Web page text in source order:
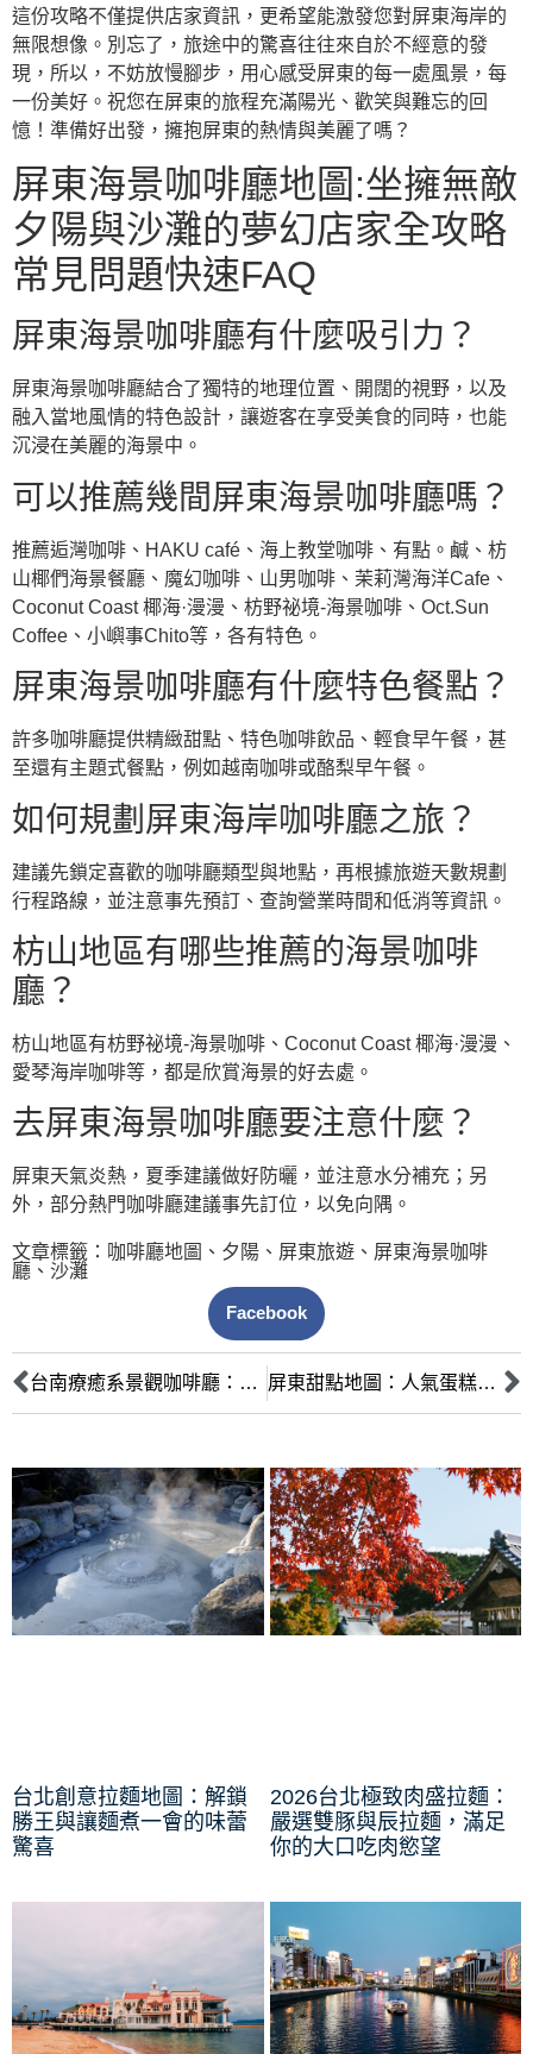
這份攻略不僅提供店家資訊，更希望能激發您對屏東海岸的
無限想像。別忘了，旅途中的驚喜往往來自於不經意的發
現，所以，不妨放慢腳步，用心感受屏東的每一處風景，每
一份美好。祝您在屏東的旅程充滿陽光、歡笑與難忘的回
憶！準備好出發，擁抱屏東的熱情與美麗了嗎？
屏東海景咖啡廳地圖:坐擁無敵
夕陽與沙灘的夢幻店家全攻略
常見問題快速FAQ
屏東海景咖啡廳有什麼吸引力？
屏東海景咖啡廳結合了獨特的地理位置、開闊的視野，以及
融入當地風情的特色設計，讓遊客在享受美食的同時，也能
沉浸在美麗的海景中。
可以推薦幾間屏東海景咖啡廳嗎？
推薦逅灣咖啡、HAKU café、海上教堂咖啡、有點。鹹、枋
山椰們海景餐廳、魔幻咖啡、山男咖啡、茉莉灣海洋Cafe、
Coconut Coast 椰海·漫漫、枋野祕境-海景咖啡、Oct.Sun
Coffee、小嶼事Chito等，各有特色。
屏東海景咖啡廳有什麼特色餐點？
許多咖啡廳提供精緻甜點、特色咖啡飲品、輕食早午餐，甚
至還有主題式餐點，例如越南咖啡或酪梨早午餐。
如何規劃屏東海岸咖啡廳之旅？
建議先鎖定喜歡的咖啡廳類型與地點，再根據旅遊天數規劃
行程路線，並注意事先預訂、查詢營業時間和低消等資訊。
枋山地區有哪些推薦的海景咖啡
廳？
枋山地區有枋野祕境-海景咖啡、Coconut Coast 椰海·漫漫、
愛琴海岸咖啡等，都是欣賞海景的好去處。
去屏東海景咖啡廳要注意什麼？
屏東天氣炎熱，夏季建議做好防曬，並注意水分補充；另
外，部分熱門咖啡廳建議事先訂位，以免向隅。
文章標籤： 咖啡廳地圖 、 夕陽 、 屏東旅遊 、 屏東海景咖啡
廳 、 沙灘
Facebook
台南療癒系景觀咖啡廳：擁抱山海美景，找回身心寧靜 屏東甜點地圖：人氣蛋糕、手工餅乾與塔類推薦，打造你的味蕾盛宴
台北創意拉麵地圖：解鎖
勝王與讓麵煮一會的味蕾
驚喜
2026台北極致肉盛拉麵：
嚴選雙豚與辰拉麵，滿足
你的大口吃肉慾望